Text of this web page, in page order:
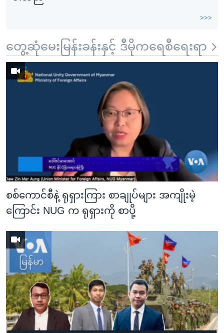
>>>
တွေ့ဆုံမေးမြန်းခန်းနှင့် ဒီမိုကရေစီရေးရာ
စစ်ကောင်စီနဲ့ ရုရှားကြား စာချုပ်များ အကျိုးမဲ့
ကြောင်း NUG က ရုရှားကို စာပို့